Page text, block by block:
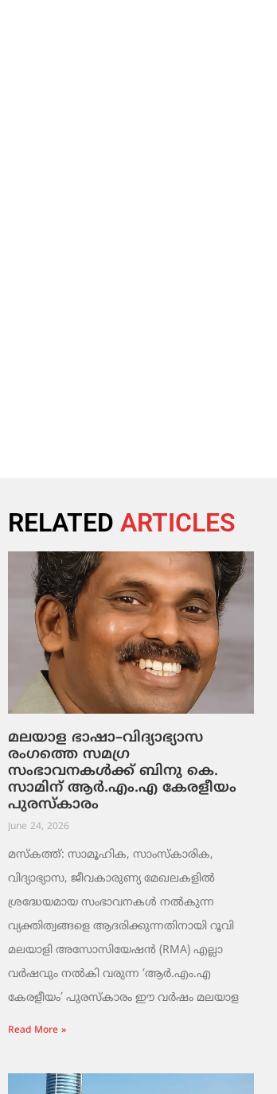
RELATED ARTICLES
മലയാള ഭാഷാ–വിദ്യാഭ്യാസ
രംഗത്തെ സമഗ്ര
സംഭാവനകൾക്ക് ബിനു കെ.
സാമിന് ആർ.എം.എ കേരളീയം
പുരസ്‌കാരം
June 24, 2026
മസ്കത്ത്: സാമൂഹിക, സാംസ്‌കാരിക,
വിദ്യാഭ്യാസ, ജീവകാരുണ്യ മേഖലകളിൽ
ശ്രദ്ധേയമായ സംഭാവനകൾ നൽകുന്ന
വ്യക്തിത്വങ്ങളെ ആദരിക്കുന്നതിനായി റൂവി
മലയാളി അസോസിയേഷൻ (RMA) എല്ലാ
വർഷവും നൽകി വരുന്ന ‘ആർ.എം.എ
കേരളീയം’ പുരസ്‌കാരം ഈ വർഷം മലയാള
Read More »